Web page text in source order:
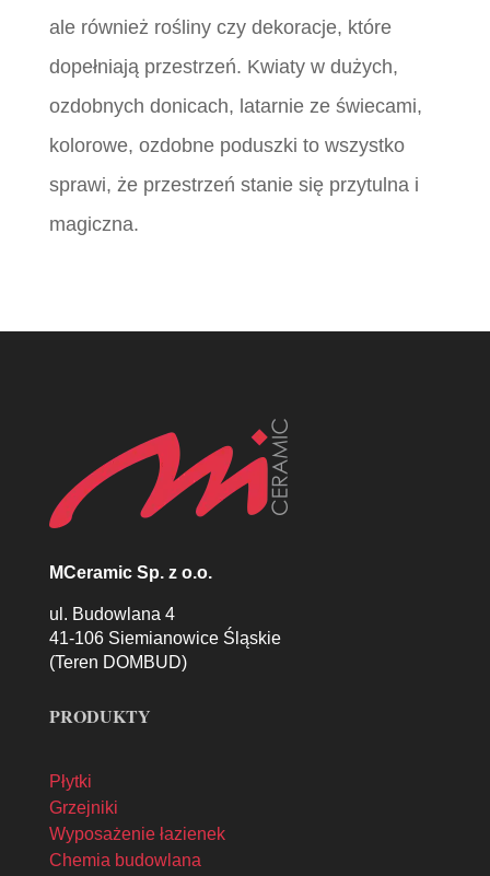
ale również rośliny czy dekoracje, które
dopełniają przestrzeń. Kwiaty w dużych,
ozdobnych donicach, latarnie ze świecami,
kolorowe, ozdobne poduszki to wszystko
sprawi, że przestrzeń stanie się przytulna i
magiczna.
MCeramic Sp. z o.o.
ul. Budowlana 4
41-106 Siemianowice Śląskie
(Teren DOMBUD)
PRODUKTY
Płytki
Grzejniki
Wyposażenie łazienek
Chemia budowlana